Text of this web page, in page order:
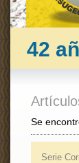
42
Se
Serie